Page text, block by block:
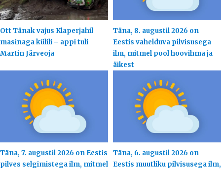
Ott Tänak vajus Klaperjahil
masinaga külili – appi tuli
Martin Järveoja
Täna, 8. augustil 2026 on
Eestis vahelduva pilvisusega
ilm, mitmel pool hoovihma ja
äikest
Täna, 7. augustil 2026 on Eestis
pilves selgimistega ilm, mitmel
Täna, 6. augustil 2026 on
Eestis muutliku pilvisusega ilm,